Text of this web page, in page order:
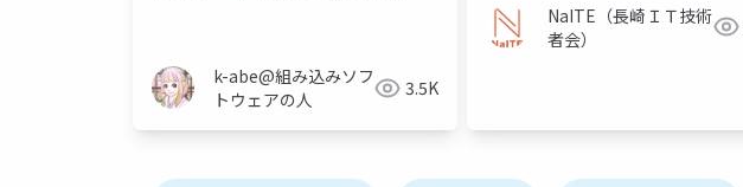
k-abe@組み込みソフ
トウェアの人
3.5K
NaITE（長崎ＩＴ技術
者会）